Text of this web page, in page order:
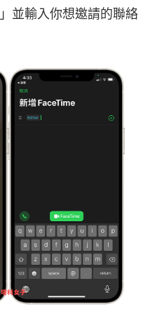
」並輸入你想邀請的聯絡